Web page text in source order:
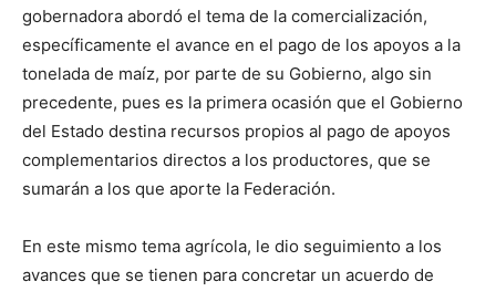
gobernadora abordó el tema de la comercialización,
específicamente el avance en el pago de los apoyos a la
tonelada de maíz, por parte de su Gobierno, algo sin
precedente, pues es la primera ocasión que el Gobierno
del Estado destina recursos propios al pago de apoyos
complementarios directos a los productores, que se
sumarán a los que aporte la Federación.
En este mismo tema agrícola, le dio seguimiento a los
avances que se tienen para concretar un acuerdo de